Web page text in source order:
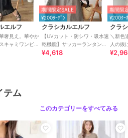
れば、洗練された印象をプラスできま
スニーカーを合わせれば、抜け感のあ
デに♪
る大人カジュアルなワンピースです。
）
エルフ
奢見え。華やか
キャミワンピー
期間限定SALE
¥200ｸｰﾎﾟﾝ
クラシカルエルフ
【UVカット・防シワ・吸水速
乾機能】サッカーランタンス
リーブステッチタックワンピ
¥4,618
期間限
¥200ｸｰ
クラ
＼新色
人の抜
ブルス
テム
このカテゴリーをすべてみる